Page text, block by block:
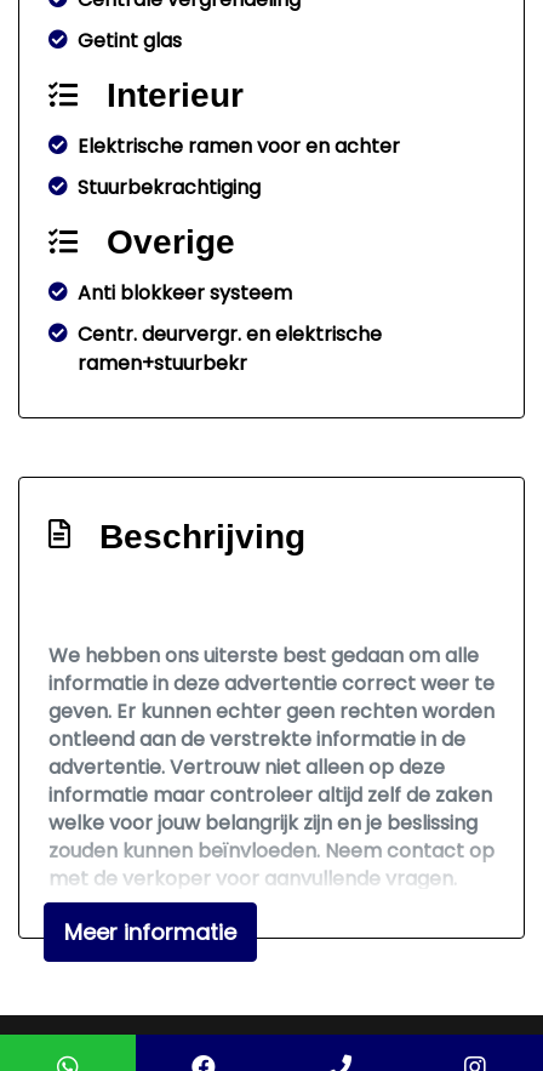
Getint glas
Interieur
Elektrische ramen voor en achter
Stuurbekrachtiging
Overige
Anti blokkeer systeem
Centr. deurvergr. en elektrische
ramen+stuurbekr
Beschrijving
We hebben ons uiterste best gedaan om alle
informatie in deze advertentie correct weer te
geven. Er kunnen echter geen rechten worden
ontleend aan de verstrekte informatie in de
advertentie. Vertrouw niet alleen op deze
informatie maar controleer altijd zelf de zaken
welke voor jouw belangrijk zijn en je beslissing
zouden kunnen beïnvloeden. Neem contact op
met de verkoper voor aanvullende vragen.
Meer informatie
Mogelijk gemaakt door